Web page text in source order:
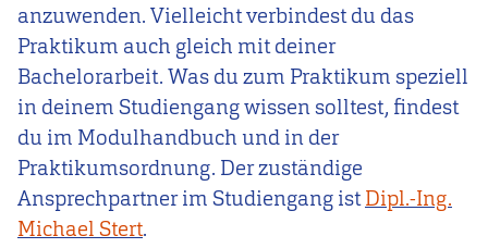
anzuwenden. Vielleicht verbindest du das
Praktikum auch gleich mit deiner
Bachelorarbeit. Was du zum Praktikum speziell
in deinem Studiengang wissen solltest, findest
du im Modulhandbuch und in der
Praktikumsordnung. Der zuständige
Ansprechpartner im Studiengang istDipl.-Ing.
Michael Stert.